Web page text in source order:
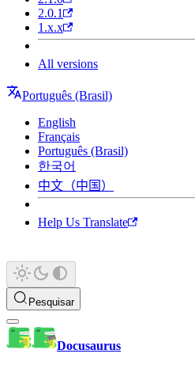
2.0.1
1.x.x
All versions
Português (Brasil)
English
Français
Português (Brasil)
한국어
中文（中国）
Help Us Translate
Pesquisar
Docusaurus